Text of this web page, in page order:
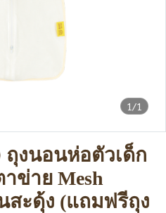
1/1
ถุงนอนห่อตัวเด็ก
ข่าย Mesh
สะดุ้ง (แถมฟรีถุง